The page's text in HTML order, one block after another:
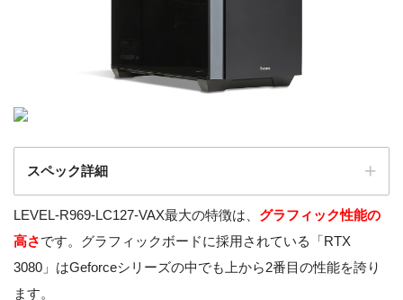
スペック詳細
製品名
indows 10 Home]
OS
LEVEL-R969-LC127-VAX最大の特徴は、 グラフィック性能の
高さです。グラフィックボードに採用されている「RTX
3080」はGeforceシリーズの中でも上から2番目の性能を誇り
ます。